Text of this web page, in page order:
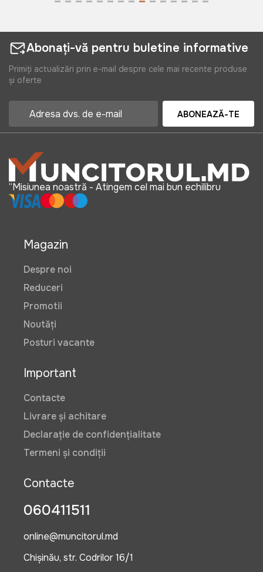
Abonați-vă pentru buletine informative
Primiți actualizări prin e-mail despre cele mai recente produse
și oferte
ABONEAZĂ-TE
“Misiunea noastră - Atingem cel mai bun echilibru
Magazin
Despre noi
Reduceri
Promotii
Noutăți
Posturi vacante
Important
Contacte
Livrare și achitare
Declarație de confidențialitate
Termeni și condiții
Contacte
060411511
online@muncitorul.md
Chișinău, str. Codrilor 16/1